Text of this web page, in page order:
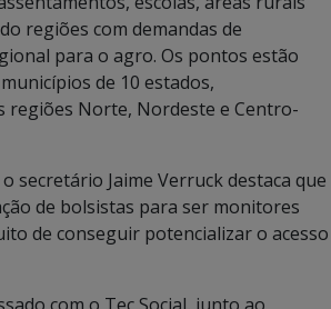
regiões com demandas de
para o agro. Os pontos estão
de 10 estados,
regiões Norte, Nordeste e Centro-
secretário Jaime Verruck destaca que
de bolsistas para ser monitores
de conseguir potencializar o acesso